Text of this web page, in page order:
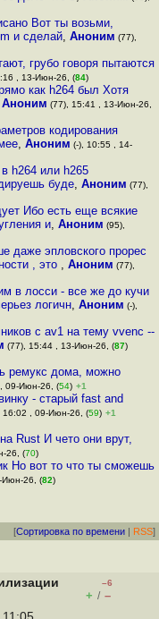
Вот ты возьми,
и сделай,Аноним (77),
грубо говоря пытаются
, 13-Июн-26, (84)
как h264 был Хотя
Аноним (77), 15:41 , 13-Июн-26,
кодирования
, Аноним (-), 10:55 , 14-
h264 или h265
буде,Аноним (77),
Ибо есть еще всякие
и, Аноним (95),
даже эпловского прорес
, это , Аноним (77),
в лосси - все же до кучи
логичн,Аноним (-),
с av1 на тему vvenc --
(77), 15:44 , 13-Июн-26, (87)
ремукс дома, можно
09-Июн-26, (54) +1
- старый fast and
, 09-Июн-26, (59) +1
Rust И чето они врут,
26, (70)
Но вот то что ты сможешь
Июн-26, (82)
[Сортировка по времени | RSS]
–6
+ / –